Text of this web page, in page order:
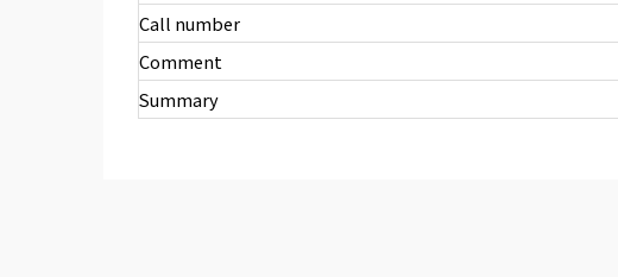
Call number
Comment
Summary